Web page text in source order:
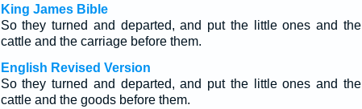
King James Bible
So they turned and departed, and put the little ones and the
cattle and the carriage before them.
English Revised Version
So they turned and departed, and put the little ones and the
cattle and the goods before them.